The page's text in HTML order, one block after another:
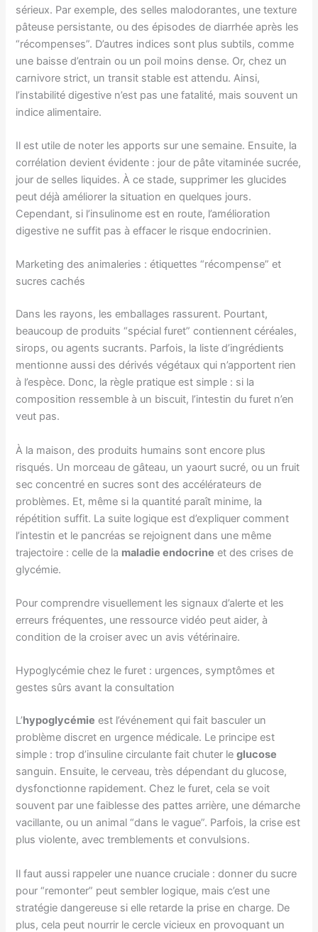
sérieux. Par exemple, des selles malodorantes, une texture
pâteuse persistante, ou des épisodes de diarrhée après les
“récompenses”. D’autres indices sont plus subtils, comme
une baisse d’entrain ou un poil moins dense. Or, chez un
carnivore strict, un transit stable est attendu. Ainsi,
l’instabilité digestive n’est pas une fatalité, mais souvent un
indice alimentaire.
Il est utile de noter les apports sur une semaine. Ensuite, la
corrélation devient évidente : jour de pâte vitaminée sucrée,
jour de selles liquides. À ce stade, supprimer les glucides
peut déjà améliorer la situation en quelques jours.
Cependant, si l’insulinome est en route, l’amélioration
digestive ne suffit pas à effacer le risque endocrinien.
Marketing des animaleries : étiquettes “récompense” et
sucres cachés
Dans les rayons, les emballages rassurent. Pourtant,
beaucoup de produits “spécial furet” contiennent céréales,
sirops, ou agents sucrants. Parfois, la liste d’ingrédients
mentionne aussi des dérivés végétaux qui n’apportent rien
à l’espèce. Donc, la règle pratique est simple : si la
composition ressemble à un biscuit, l’intestin du furet n’en
veut pas.
À la maison, des produits humains sont encore plus
risqués. Un morceau de gâteau, un yaourt sucré, ou un fruit
sec concentré en sucres sont des accélérateurs de
problèmes. Et, même si la quantité paraît minime, la
répétition suffit. La suite logique est d’expliquer comment
l’intestin et le pancréas se rejoignent dans une même
trajectoire : celle de la maladie endocrine et des crises de
glycémie.
Pour comprendre visuellement les signaux d’alerte et les
erreurs fréquentes, une ressource vidéo peut aider, à
condition de la croiser avec un avis vétérinaire.
Hypoglycémie chez le furet : urgences, symptômes et
gestes sûrs avant la consultation
L’hypoglycémie est l’événement qui fait basculer un
problème discret en urgence médicale. Le principe est
simple : trop d’insuline circulante fait chuter leglucose
sanguin. Ensuite, le cerveau, très dépendant du glucose,
dysfonctionne rapidement. Chez le furet, cela se voit
souvent par une faiblesse des pattes arrière, une démarche
vacillante, ou un animal “dans le vague”. Parfois, la crise est
plus violente, avec tremblements et convulsions.
Il faut aussi rappeler une nuance cruciale : donner du sucre
pour “remonter” peut sembler logique, mais c’est une
stratégie dangereuse si elle retarde la prise en charge. De
plus, cela peut nourrir le cercle vicieux en provoquant un